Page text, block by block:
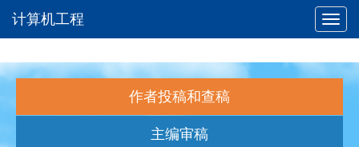
计算机工程
作者投稿和查稿
主编审稿